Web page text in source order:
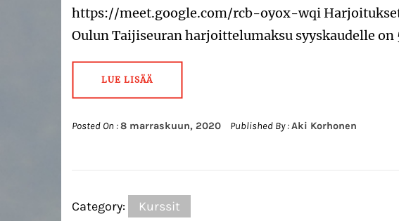
https://meet.google.com/rcb-oyox-wqi
Oulun Taijiseuran harjoittelumaksu syyskaudelle on
LUE LISÄÄ
Posted On :8 marraskuun, 2020 Published By :Aki Korhonen
Category: Kurssit